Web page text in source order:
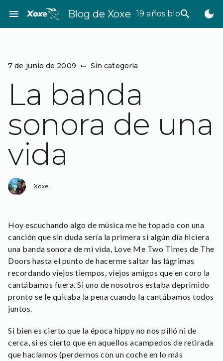
contenido
menu Blog de Xoxe 19 años bloggeando
search dark_mode
7 de junio de 2009 ⌙ Sin categoría
La banda
sonora de una
vida
Xoxe
Hoy escuchando algo de música me he topado con una
canción que sin duda sería la primera si algún día hiciera
una banda sonora de mi vida, Love Me Two Times de The
Doors hasta el punto de hacerme saltar las lágrimas
recordando viejos tiempos, viejos amigos que en coro la
cantábamos fuera. Si uno de nosotros estaba deprimido
pronto se le quitaba la pena cuando la cantábamos todos
juntos.
Si bien es cierto que la época hippy no nos pilló ni de
cerca, si es cierto que en aquellos acampedos de retirada
que hacíamos (perdernos con un coche en lo más